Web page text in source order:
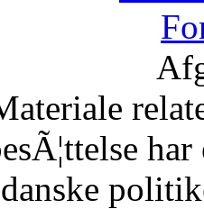
danske